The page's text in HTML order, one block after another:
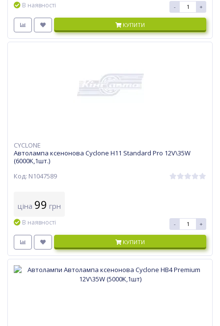
В наявності - +
КУПИТИ
CYCLONE
Автолампа ксенонова Cyclone H11 Standard Pro 12V\35W
(6000K,1шт.)
Код: N1047589
ціна 99 грн
В наявності - +
КУПИТИ